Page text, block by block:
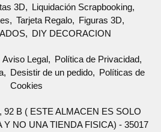
3D
Liquidación Scrapbooking
Tarjeta Regalo
Figuras 3D
DIY DECORACION
Aviso Legal
Política de Privacidad
Desistir de un pedido
Políticas de
Cookies
92 B ( ESTE ALMACEN ES SOLO
NO UNA TIENDA FISICA) - 35017